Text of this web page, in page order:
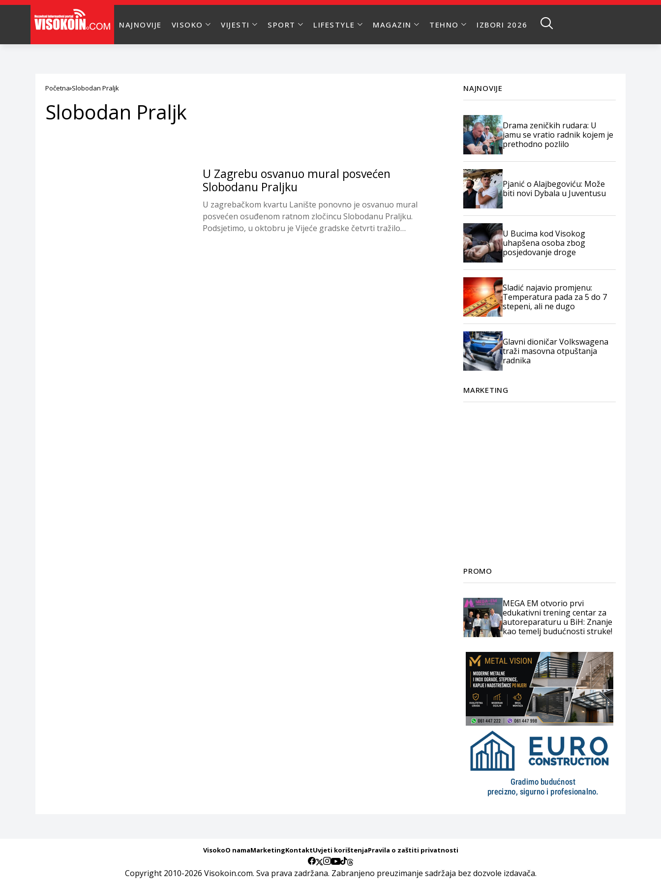
NAJNOVIJE VISOKO VIJESTI SPORT LIFESTYLE MAGAZIN TEHNO IZBORI 2026
Početna Slobodan Praljk
Slobodan Praljk
U Zagrebu osvanuo mural posvećen
Slobodanu Praljku
U zagrebačkom kvartu Lanište ponovno je osvanuo mural
posvećen osuđenom ratnom zločincu Slobodanu Praljku.
Podsjetimo, u oktobru je Vijeće gradske četvrti tražilo
NAJNOVIJE
Drama zeničkih rudara: U
jamu se vratio radnik kojem je
prethodno pozlilo
Pjanić o Alajbegoviću: Može
biti novi Dybala u Juventusu
U Bucima kod Visokog
uhapšena osoba zbog
posjedovanje droge
Sladić najavio promjenu:
Temperatura pada za 5 do 7
stepeni, ali ne dugo
Glavni dioničar Volkswagena
traži masovna otpuštanja
radnika
MARKETING
PROMO
MEGA EM otvorio prvi
edukativni trening centar za
autoreparaturu u BiH: Znanje
kao temelj budućnosti struke!
VisokoO namaMarketingKontaktUvjeti korištenjaPravila o zaštiti privatnosti
Copyright 2010-2026 Visokoin.com. Sva prava zadržana. Zabranjeno preuzimanje sadržaja bez dozvole izdavača.